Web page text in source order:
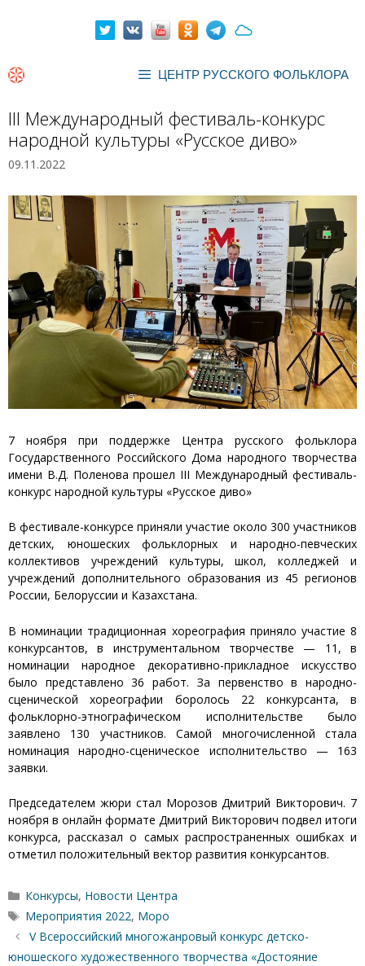
ЦЕНТР РУССКОГО ФОЛЬКЛОРА
III Международный фестиваль-конкурс
народной культуры «Русское диво»
09.11.2022
7 ноября при поддержке Центра русского фольклора
Государственного Российского Дома народного творчества
имени В.Д. Поленова прошел III Международный фестиваль-
конкурс народной культуры «Русское диво»
В фестивале-конкурсе приняли участие около 300 участников
детских, юношеских фольклорных и народно-певческих
коллективов учреждений культуры, школ, колледжей и
учреждений дополнительного образования из 45 регионов
России, Белоруссии и Казахстана.
В номинации традиционная хореография приняло участие 8
конкурсантов, в инструментальном творчестве — 11, в
номинации народное декоративно-прикладное искусство
было представлено 36 работ. За первенство в народно-
сценической хореографии боролось 22 конкурсанта, в
фольклорно-этнографическом исполнительстве было
заявлено 130 участников. Самой многочисленной стала
номинация народно-сценическое исполнительство — 163
заявки.
Председателем жюри стал Морозов Дмитрий Викторович. 7
ноября в онлайн формате Дмитрий Викторович подвел итоги
конкурса, рассказал о самых распространенных ошибках и
отметил положительный вектор развития конкурсантов.
Рубрики
Конкурсы, Новости Центра
Метки
Мероприятия 2022, Моро
V Всероссийский многожанровый конкурс детско-
юношеского художественного творчества «Достояние